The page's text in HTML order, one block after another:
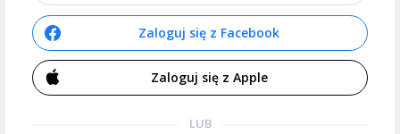
Zaloguj się z Facebook
Zaloguj się z Apple
LUB